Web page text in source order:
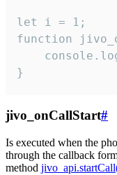
let i = 1;
function
}
jivo_onCallStart#
Is executed when the
through the callback
method